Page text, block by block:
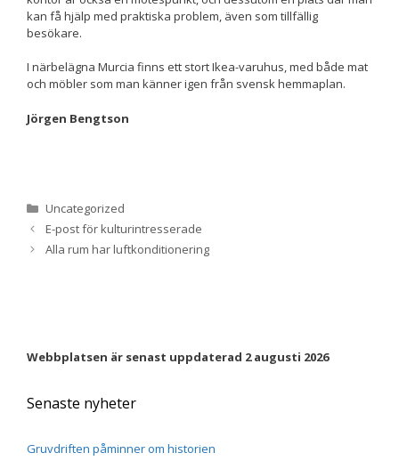
kan få hjälp med praktiska problem, även som tillfällig
besökare.
I närbelägna Murcia finns ett stort Ikea-varuhus, med både mat
och möbler som man känner igen från svensk hemmaplan.
Jörgen Bengtson
Kategorier
Uncategorized
E-post för kulturintresserade
Alla rum har luftkonditionering
Webbplatsen är senast uppdaterad 2 augusti 2026
Senaste nyheter
Gruvdriften påminner om historien
bra som
du nekar de
här kakorna
anpassat innehåll